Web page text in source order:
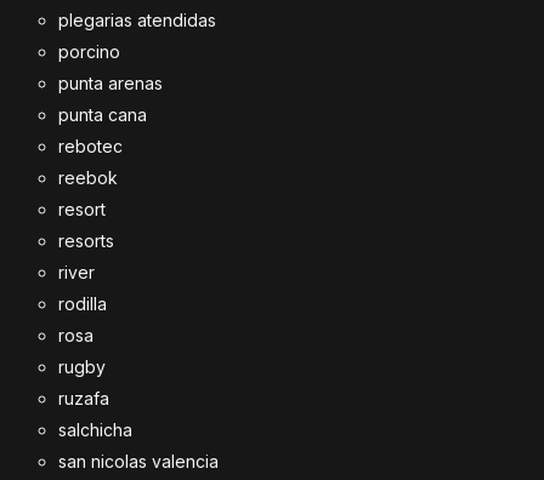
plegarias atendidas
porcino
punta arenas
punta cana
rebotec
reebok
resort
resorts
river
rodilla
rosa
rugby
ruzafa
salchicha
san nicolas valencia